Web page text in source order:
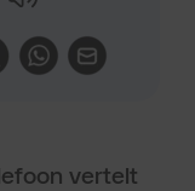
vertelt